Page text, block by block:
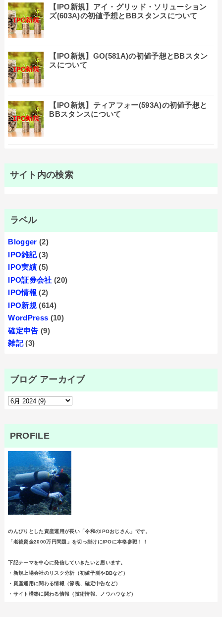
【IPO新規】アイ・グリッド・ソリューション
ズ(603A)の初値予想とBBスタンスについて
【IPO新規】GO(581A)の初値予想とBBスタン
スについて
【IPO新規】ティアフォー(593A)の初値予想と
BBスタンスについて
サイト内の検索
ラベル
Blogger (2)
IPO雑記 (3)
IPO実績 (5)
IPO証券会社 (20)
IPO情報 (2)
IPO新規 (614)
WordPress (10)
確定申告 (9)
雑記 (3)
ブログ アーカイブ
PROFILE
のんびりとした資産運用が長い「令和のIPOおじさん」です。
「老後資金2000万円問題」を切っ掛けにIPOに本格参戦！！
下記テーマを中心に発信していきたいと思います。
・新規上場会社のリスク分析（初値予測やBBなど）
・資産運用に関わる情報（節税、確定申告など）
・サイト構築に関わる情報（技術情報、ノウハウなど）